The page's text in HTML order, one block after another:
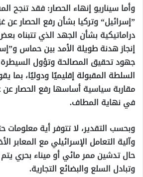
وأما سيناريو إنهاء الحصار: فقد تنجح
”إسرائيل“ وتركيا بشأن رفع الحصار عن
دراماتيكية بشأن الجهد الذي تتبناه
إنجاز هدنة طويلة الأمد بين حماس
جهود تحقيق المصالحة وتؤول السيطرة
السلطة المقبولة إقليميًا ودوليًا، بما
مقاربة سياسية أساسها رفع الحصار
في نهاية المطاف.
وبحسب التقدير، لا تتوفر أية
وآلية التعامل الإسرائيلي مع المعابر
حال تدشين ممر مائي أو ميناء بحري
وتبادل السلع والبضائع التجارية.